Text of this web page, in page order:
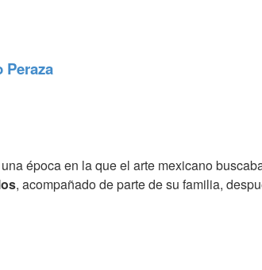
época en la que el arte mexicano
, acompañado de parte de su familia,